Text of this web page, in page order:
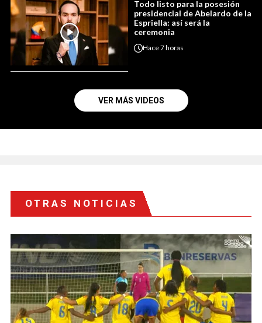
Todo listo para la posesión
presidencial de Abelardo de la
Espriella: así será la
ceremonia
Hace7 horas
VER MÁS VIDEOS
OTRAS NOTICIAS